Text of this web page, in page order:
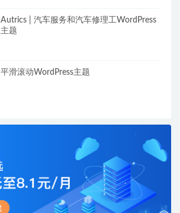
Autrics | 汽车服务和汽车修理工WordPress
主题
平滑滚动WordPress主题